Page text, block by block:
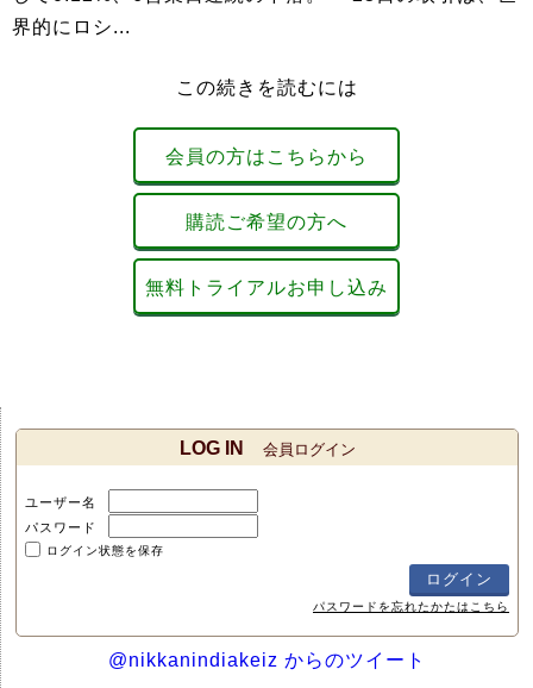
界的にロシ...
この続きを読むには
会員の方はこちらから
購読ご希望の方へ
無料トライアルお申し込み
LOG IN 会員ログイン
ユーザー名
パスワード
ログイン状態を保存
パスワードを忘れたかたはこちら
@nikkanindiakeiz からのツイート